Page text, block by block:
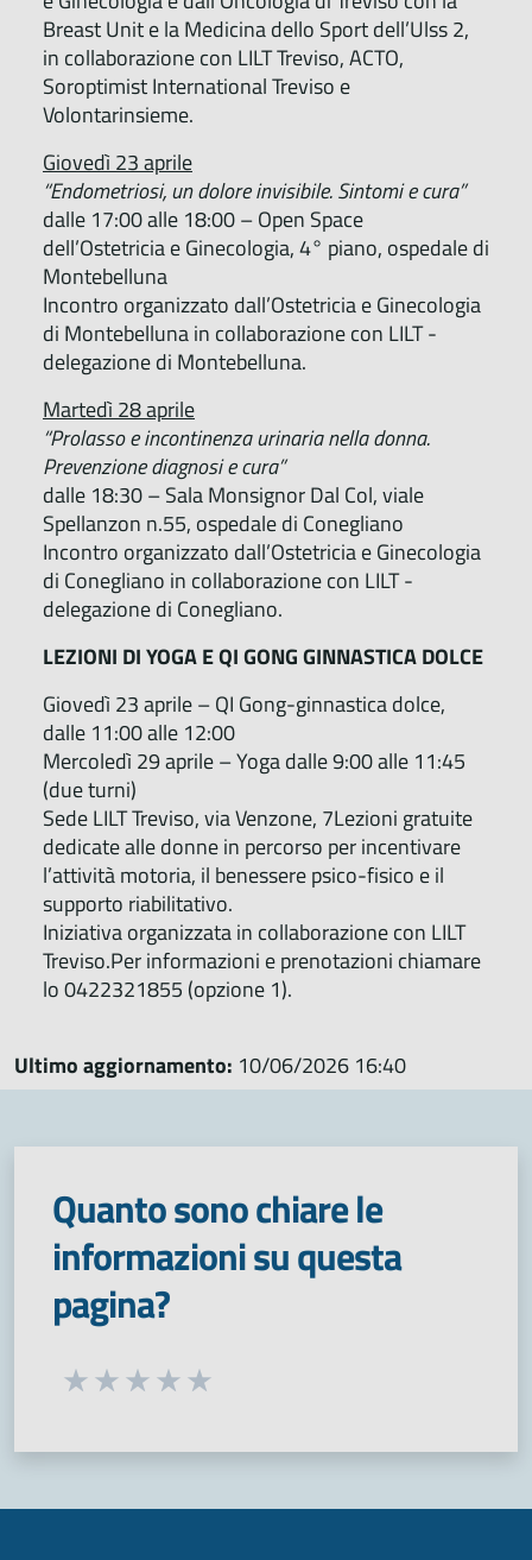
Breast Unit e la Medicina dello Sport dell’Ulss 2,
in collaborazione con LILT Treviso, ACTO,
Soroptimist International Treviso e
Volontarinsieme.
Giovedì 23 aprile
“Endometriosi, un dolore invisibile. Sintomi e cura”
dalle 17:00 alle 18:00 – Open Space
dell’Ostetricia e Ginecologia, 4° piano, ospedale di
Montebelluna
Incontro organizzato dall’Ostetricia e Ginecologia
di Montebelluna in collaborazione con LILT -
delegazione di Montebelluna.
Martedì 28 aprile
“Prolasso e incontinenza urinaria nella donna.
Prevenzione diagnosi e cura”
dalle 18:30 – Sala Monsignor Dal Col, viale
Spellanzon n.55, ospedale di Conegliano
Incontro organizzato dall’Ostetricia e Ginecologia
di Conegliano in collaborazione con LILT -
delegazione di Conegliano.
LEZIONI DI YOGA E QI GONG GINNASTICA DOLCE
Giovedì 23 aprile – QI Gong-ginnastica dolce,
dalle 11:00 alle 12:00
Mercoledì 29 aprile – Yoga dalle 9:00 alle 11:45
(due turni)
Sede LILT Treviso, via Venzone, 7Lezioni gratuite
dedicate alle donne in percorso per incentivare
l’attività motoria, il benessere psico-fisico e il
supporto riabilitativo.
Iniziativa organizzata in collaborazione con LILT
Treviso.Per informazioni e prenotazioni chiamare
lo 0422321855 (opzione 1).
Ultimo aggiornamento: 10/06/2026 16:40
Quanto sono chiare le
informazioni su questa
pagina?
Seleziona una valutazione da 1 a 5 stelle